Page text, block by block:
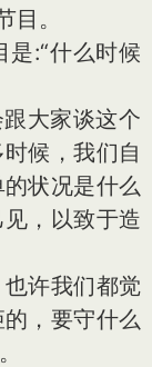
。
:“什么时候
大家谈这个
候，我们自
状况是什么
，以致于造
许我们都觉
，要守什么